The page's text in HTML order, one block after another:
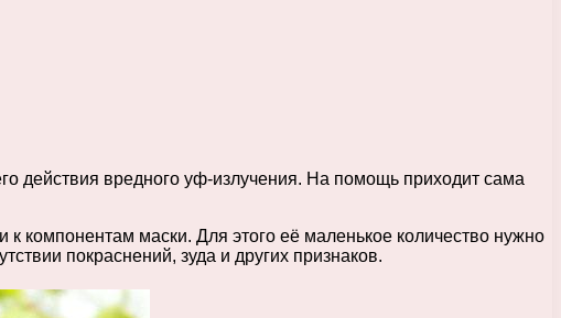
действия вредного уф-излучения. На помощь приходит сама
компонентам маски. Для этого её маленькое количество нужно
покраснений, зуда и других признаков.